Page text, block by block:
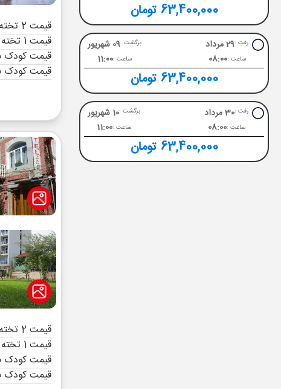
63,400,000 تومان
رفت :29 مرداد
ساعت :08:00
برگشت :09 شهریور
ساعت :11:00
63,400,000 تومان
رفت :30 مرداد
ساعت :08:00
برگشت :10 شهریور
ساعت :11:00
63,400,000 تومان
قیمت 2 تخته (هرنفر)
قیمت 1 تخته (هرنفر)
قیمت کودک
قیمت کودک
قیمت 2 تخته (هرنفر)
قیمت 1 تخته (هرنفر)
قیمت کودک
قیمت کودک